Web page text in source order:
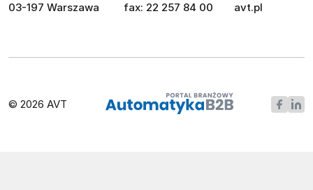
03-197 Warszawa
fax: 22 257 84 00
avt.pl
© 2026 AVT